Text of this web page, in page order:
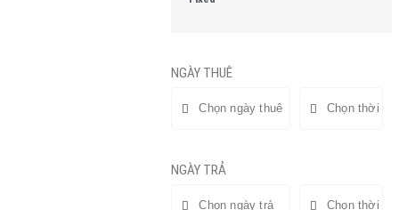
NGÀY THUÊ
NGÀY TRẢ